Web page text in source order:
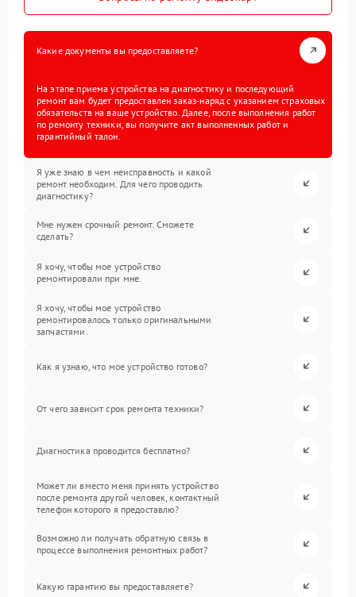
Какие документы вы предоставляете?
На этапе приема устройства на диагностику и последующий
ремонт вам будет предоставлен заказ-наряд с указанием страховых
обязательств на ваше устройство. Далее, после выполнения работ
по ремонту техники, вы получите акт выполненных работ и
гарантийный талон.
Я уже знаю в чем неисправность и какой
ремонт необходим. Для чего проводить
диагностику?
Мне нужен срочный ремонт. Сможете
сделать?
Я хочу, чтобы мое устройство
ремонтировали при мне.
Я хочу, чтобы мое устройство
ремонтировалось только оригинальными
запчастями.
Как я узнаю, что мое устройство готово?
От чего зависит срок ремонта техники?
Диагностика проводится бесплатно?
Может ли вместо меня принять устройство
после ремонта другой человек, контактный
телефон которого я предоставлю?
Возможно ли получать обратную связь в
процессе выполнения ремонтных работ?
Какую гарантию вы предоставляете?